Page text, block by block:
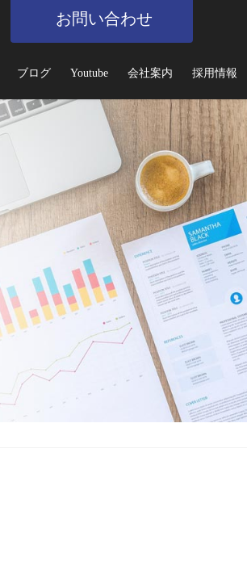
お問い合わせ
ブログ Youtube 会社案内 採用情報